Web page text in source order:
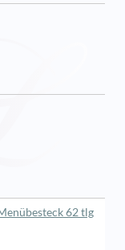
62 tlg